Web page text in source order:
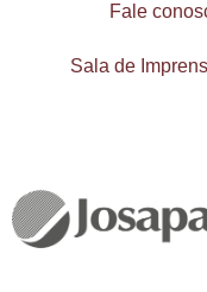
Fale
Sala de